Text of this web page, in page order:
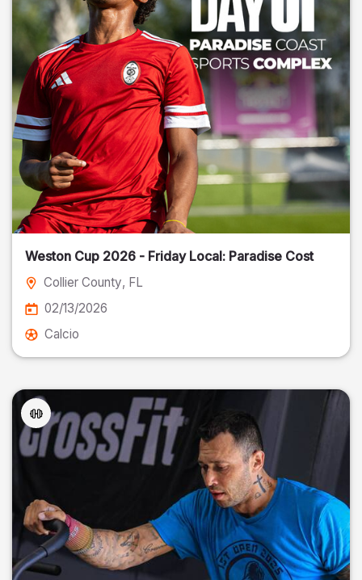
Weston Cup 2026 - Friday Local: Paradise Cost
Collier County, FL
02/13/2026
Calcio